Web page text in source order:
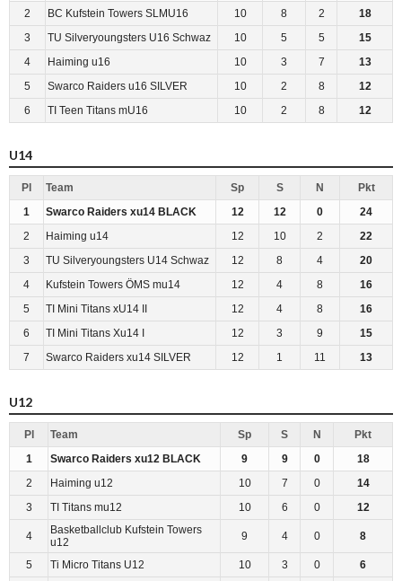
2
BC Kufstein Towers SLMU16 10 8 2
18
3
TU Silveryoungsters U16 Schwaz 10 5 5
15
4
Haiming u16 10 3 7
13
5
Swarco Raiders u16 SILVER 10 2 8
12
6
TI Teen Titans mU16 10 2 8 12
U14
Pl Team Sp S N
Pkt
1
Swarco Raiders xu14 BLACK 12 12 0
24
2
Haiming u14 12 10 2
22
3
TU Silveryoungsters U14 Schwaz 12 8 4
20
4
Kufstein Towers ÖMS mu14 12 4 8
16
5
TI Mini Titans xU14 II 12 4 8
16
6
TI Mini Titans Xu14 I 12 3 9
15
7
Swarco Raiders xu14 SILVER 12 1 11 13
U12
Pl Team Sp S N
Pkt
1
Swarco Raiders xu12 BLACK 9 9 0
18
2
Haiming u12 10 7 0
14
3
TI Titans mu12 10 6 0 12
4
Basketballclub Kufstein Towers
u12
9 4 0 8
5 Ti Micro Titans U12 10 3 0
6